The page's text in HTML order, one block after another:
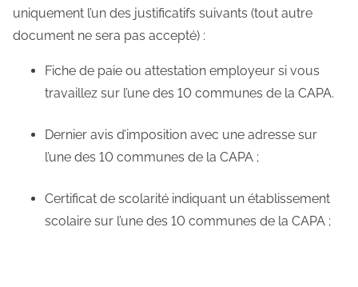
uniquement l’un des justificatifs suivants (tout autre
document ne sera pas accepté) :
Fiche de paie ou attestation employeur si vous
travaillez sur l’une des 10 communes de la CAPA.
Dernier avis d’imposition avec une adresse sur
l’une des 10 communes de la CAPA ;
Certificat de scolarité indiquant un établissement
scolaire sur l’une des 10 communes de la CAPA ;